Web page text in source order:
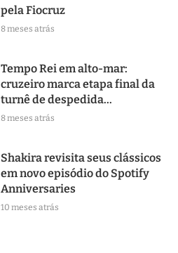
pela Fiocruz
8 meses atrás
Tempo Rei em alto-mar:
cruzeiro marca etapa final da
turnê de despedida...
8 meses atrás
Shakira revisita seus clássicos
em novo episódio do Spotify
Anniversaries
10 meses atrás